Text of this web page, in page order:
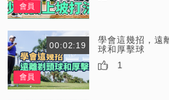
會員
00:02:19
會員
學會這幾招，遠
球和厚擊球
1